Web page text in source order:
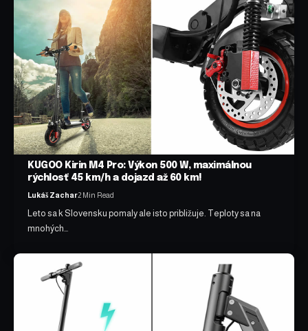
KUGOO Kirin M4 Pro: Výkon 500 W, maximálnou
rýchlosť 45 km/h a dojazd až 60 km!
Lukáš Zachar2 Min Read
Leto sa k Slovensku pomaly ale isto približuje. Teploty sa na
mnohých…